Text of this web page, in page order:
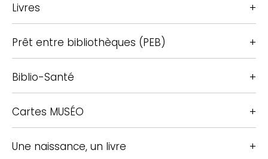
Livres
Prêt entre bibliothèques (PEB)
Biblio-Santé
Cartes MUSÉO
Une naissance, un livre